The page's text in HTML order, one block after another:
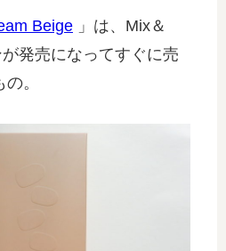
Beige 」は、Mix＆
発売になってすぐに売
。